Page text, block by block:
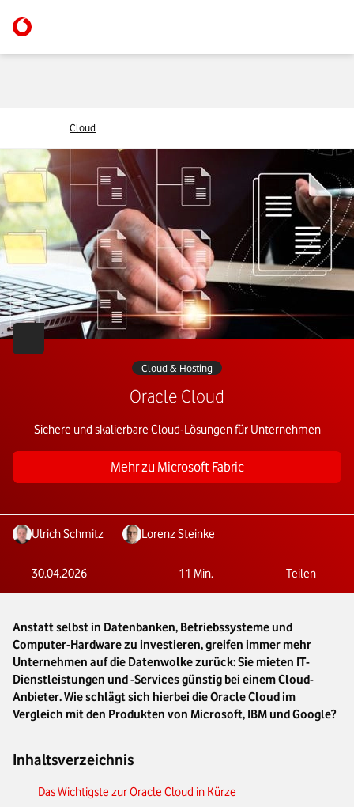
Cloud
Cloud & Hosting
Oracle Cloud
Sichere und skalierbare Cloud-Lösungen für Unternehmen
Mehr zu Microsoft Fabric
Ulrich Schmitz Lorenz Steinke
30.04.2026 11 Min. Teilen
Anstatt selbst in Datenbanken, Betriebssysteme und
Computer-Hardware zu investieren, greifen immer mehr
Unternehmen auf die Datenwolke zurück: Sie mieten IT-
Dienstleistungen und -Services günstig bei einem Cloud-
Anbieter. Wie schlägt sich hierbei die Oracle Cloud im
Vergleich mit den Produkten von Microsoft, IBM und Google?
Inhaltsverzeichnis
Das Wichtigste zur Oracle Cloud in Kürze